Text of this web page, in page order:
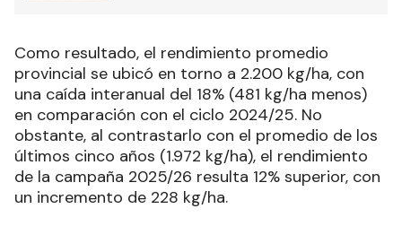
Como resultado, el rendimiento promedio
provincial se ubicó en torno a 2.200 kg/ha, con
una caída interanual del 18% (481 kg/ha menos)
en comparación con el ciclo 2024/25. No
obstante, al contrastarlo con el promedio de los
últimos cinco años (1.972 kg/ha), el rendimiento
de la campaña 2025/26 resulta 12% superior, con
un incremento de 228 kg/ha.